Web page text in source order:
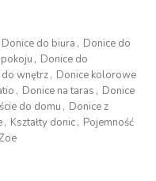
Donice do biura , Donice do
, Donice do
do wnętrz, Donice kolorowe
, Donice na taras , Donice
do domu , Donice z
, Kształty donic, Pojemność